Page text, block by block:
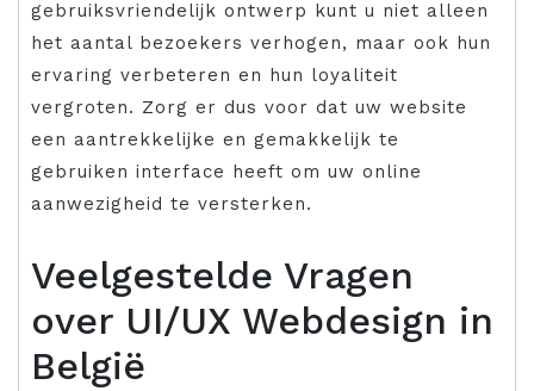
gebruiksvriendelijk ontwerp kunt u niet alleen
het aantal bezoekers verhogen, maar ook hun
ervaring verbeteren en hun loyaliteit
vergroten. Zorg er dus voor dat uw website
een aantrekkelijke en gemakkelijk te
gebruiken interface heeft om uw online
aanwezigheid te versterken.
Veelgestelde Vragen
over UI/UX Webdesign in
België